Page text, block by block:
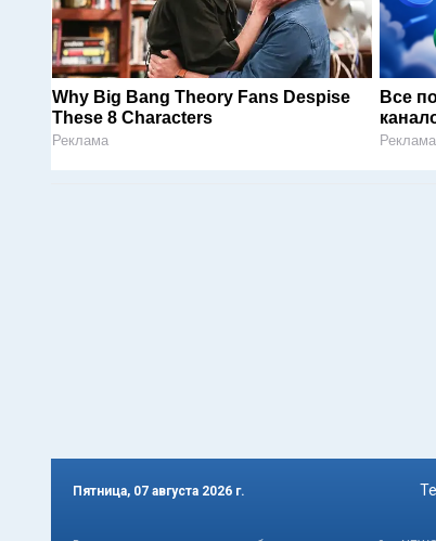
Why Big Bang Theory Fans Despise
These 8 Characters
Реклама
Все
Реклама
Пятница, 07 августа 2026 г.